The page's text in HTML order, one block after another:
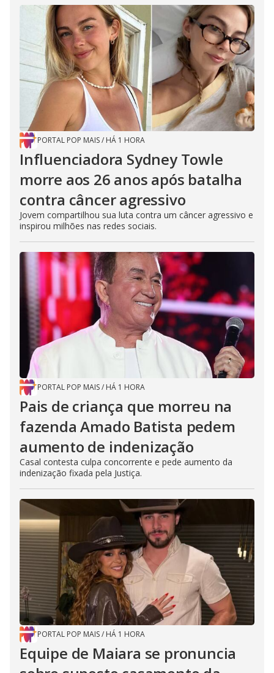
PORTAL POP MAIS/ HÁ 1 HORA
Influenciadora Sydney Towle
morre aos 26 anos após batalha
contra câncer agressivo
Jovem compartilhou sua luta contra um câncer agressivo e
inspirou milhões nas redes sociais.
PORTAL POP MAIS/ HÁ 1 HORA
Pais de criança que morreu na
fazenda Amado Batista pedem
aumento de indenização
Casal contesta culpa concorrente e pede aumento da
indenização fixada pela Justiça.
PORTAL POP MAIS/ HÁ 1 HORA
Equipe de Maiara se pronuncia